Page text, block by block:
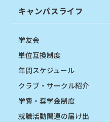
キャンパスライフ
学友会
単位互換制度
年間スケジュール
クラブ・サークル紹介
学費・奨学金制度
就職活動関連の届け出